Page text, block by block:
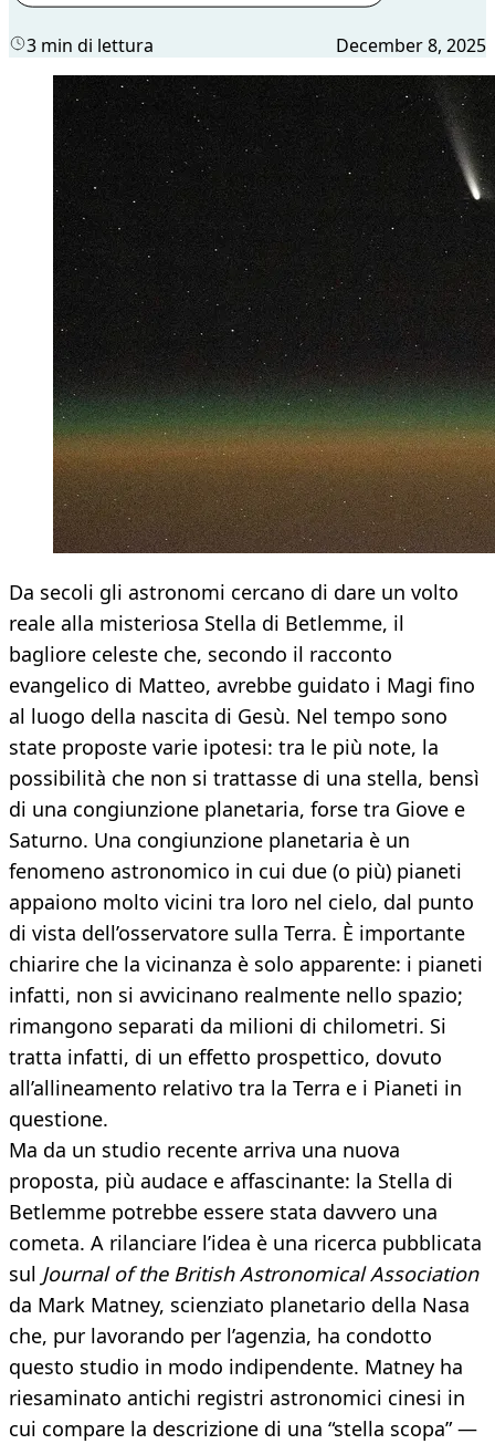
3 min di lettura December 8, 2025
Da secoli gli astronomi cercano di dare un volto
reale alla misteriosa Stella di Betlemme, il
bagliore celeste che, secondo il racconto
evangelico di Matteo, avrebbe guidato i Magi fino
al luogo della nascita di Gesù. Nel tempo sono
state proposte varie ipotesi: tra le più note, la
possibilità che non si trattasse di una stella, bensì
di una congiunzione planetaria, forse tra Giove e
Saturno. Una congiunzione planetaria è un
fenomeno astronomico in cui due (o più) pianeti
appaiono molto vicini tra loro nel cielo, dal punto
di vista dell’osservatore sulla Terra. È importante
chiarire che la vicinanza è solo apparente: i pianeti
infatti, non si avvicinano realmente nello spazio;
rimangono separati da milioni di chilometri. Si
tratta infatti, di un effetto prospettico, dovuto
all’allineamento relativo tra la Terra e i Pianeti in
questione.
Ma da un studio recente arriva una nuova
proposta, più audace e affascinante: la Stella di
Betlemme potrebbe essere stata davvero una
cometa. A rilanciare l’idea è una ricerca pubblicata
sul Journal of the British Astronomical Association
da Mark Matney, scienziato planetario della Nasa
che, pur lavorando per l’agenzia, ha condotto
questo studio in modo indipendente. Matney ha
riesaminato antichi registri astronomici cinesi in
cui compare la descrizione di una “stella scopa” —